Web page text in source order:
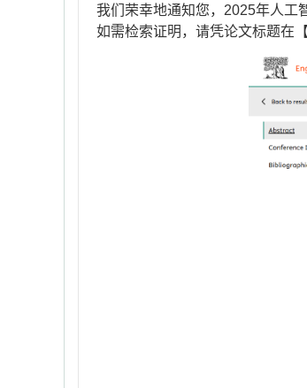
我们荣幸地通知您，2025年人工
如需检索证明，请凭论文标题在